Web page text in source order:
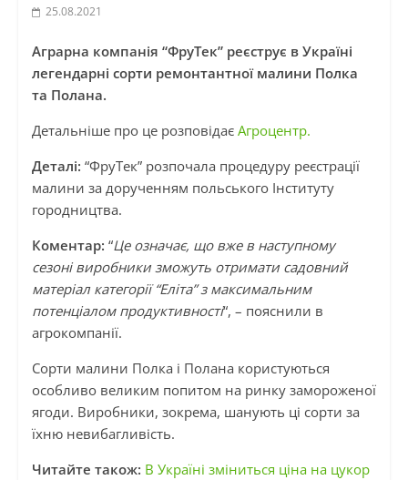
25.08.2021
Аграрна компанія “ФруТек” реєструє в Україні
легендарні сорти ремонтантної малини Полка
та Полана.
Детальніше про це розповідає Агроцентр.
Деталі: “ФруТек” розпочала процедуру реєстрації
малини за дорученням польського Інституту
городництва.
Коментар: “Це означає, що вже в наступному
сезоні виробники зможуть отримати садовний
матеріал категорії “Еліта” з максимальним
потенціалом продуктивності“, – пояснили в
агрокомпанії.
Сорти малини Полка і Полана користуються
особливо великим попитом на ринку замороженої
ягоди. Виробники, зокрема, шанують ці сорти за
їхню невибагливість.
Читайте також: В Україні зміниться ціна на цукор